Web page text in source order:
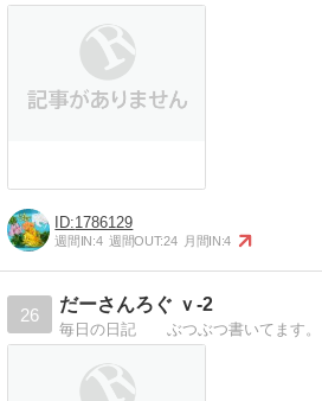
1786129
週間IN:4 週間OUT:24 月間IN:4
26
だーさんろぐ ｖ-2